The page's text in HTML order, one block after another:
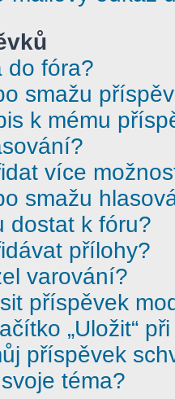
do fóra?
smažu
k mému
více
smažu
dostat k fóru?
přílohy?
varování?
příspěvek
„Uložit“
příspěvek
téma?